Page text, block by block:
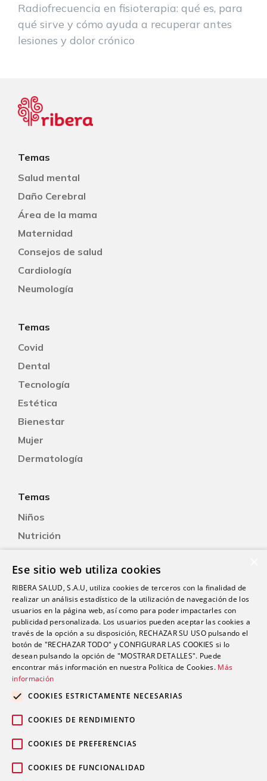
Radiofrecuencia en fisioterapia: qué es, para
qué sirve y cómo ayuda a recuperar antes
lesiones y dolor crónico
Temas
Salud mental
Daño Cerebral
Área de la mama
Maternidad
Consejos de salud
Cardiología
Neumología
Temas
Covid
Dental
Tecnología
Estética
Bienestar
Mujer
Dermatología
Temas
Niños
Nutrición
Salud Sexual
Oftalmología
Otorrinolaringología
Oncología
Fisioterapia
Contacto
Ese sitio web utiliza cookies
RIBERA SALUD, S.A.U, utiliza cookies de terceros con la finalidad de
realizar un análisis estadístico de la utilización de navegación de los
usuarios en la página web, así como para poder impactarles con
publicidad personalizada. Los usuarios pueden aceptar las cookies a
través de la opción a su disposición, RECHAZAR SU USO pulsando el
botón de "RECHAZAR TODO" y CONFIGURAR LAS COOKIES si lo
desean pulsando la opción de "MOSTRAR DETALLES". Puede
encontrar más información en nuestra Política de Cookies. Más
información
COOKIES ESTRICTAMENTE NECESARIAS
COOKIES DE RENDIMIENTO
COOKIES DE PREFERENCIAS
COOKIES DE FUNCIONALIDAD